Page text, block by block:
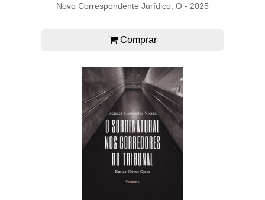
Novo Correspondente Jurídico, O - 2025
Comprar